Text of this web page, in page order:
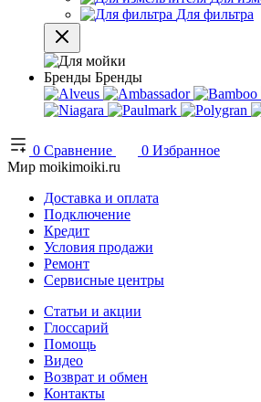
Для фильтра
Бренды Бренды
0 Сравнение 0 Избранное
Мир moikimoiki.ru
Доставка и оплата
Подключение
Кредит
Условия продажи
Ремонт
Сервисные центры
Статьи и акции
Глоссарий
Помощь
Видео
Возврат и обмен
Контакты